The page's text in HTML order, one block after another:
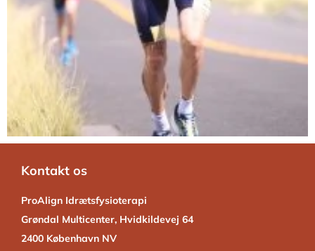
Kontakt os
ProAlign Idrætsfysioterapi
Grøndal Multicenter, Hvidkildevej 64
2400 København NV